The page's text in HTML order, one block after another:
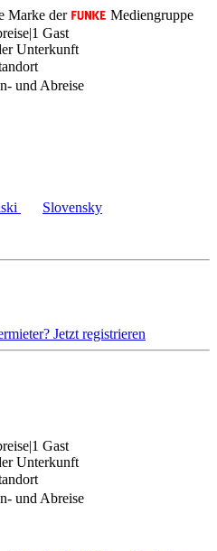
Marke der
Mediengruppe
|1 Gast
Unterkunft
und Abreise
Slovensky
Jetzt registrieren
|1 Gast
Unterkunft
und Abreise